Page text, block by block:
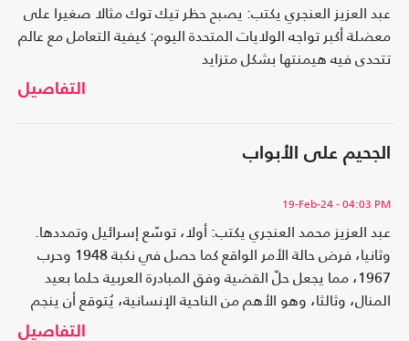
عبد العزيز العنجري يكتب: يصبح حظر تيك توك مثالا صغيرا على
معضلة أكبر تواجه الولايات المتحدة اليوم: كيفية التعامل مع عالم
تتحدى فيه هيمنتها بشكل متزايد
التفاصيل
الجحيم على الأبواب
19-Feb-24- 04:03 PM
عبد العزيز محمد العنجري يكتب: أولا، توسّع إسرائيل وتمددها.
وثانيا، فرض حالة الأمر الواقع كما حصل في نكبة 1948 وحرب
1967، مما يجعل حلّ القضية وفق المبادرة العربية حلما بعيد
المنال، وثالثا، وهو الأهم من الناحية الإنسانية، يُتوقع أن ينجم
عن الهجوم على رفح مشاهد مروعة للدمار والإبادة قد لا يُمكنالتفاصيل